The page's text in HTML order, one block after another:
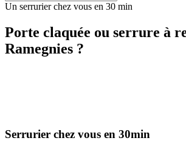
Un serrurier chez vous en 30 min
Porte claquée ou serrure à
Ramegnies ?
Serrurier chez vous en 30min